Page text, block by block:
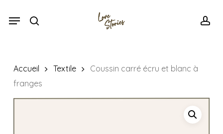
search
Menu
Accueil Textile
Coussin carré écru et blanc à
franges